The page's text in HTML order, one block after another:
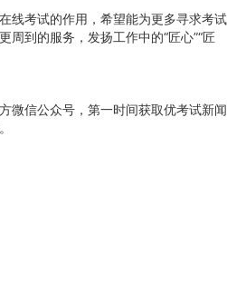
线考试的作用，希望能为更多寻求考试
周到的服务，发扬工作中的“匠心”“匠
微信公众号，第一时间获取优考试新闻